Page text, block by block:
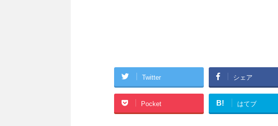
Twitter シェア
Pocket B! はてブ